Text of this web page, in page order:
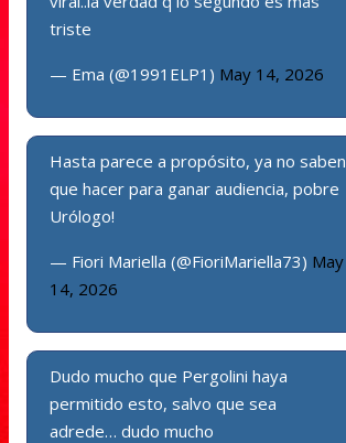
triste
— Ema (@1991ELP1) May 14, 2026
Hasta parece a propósito, ya no saben
que hacer para ganar audiencia, pobre
Urólogo!
— Fiori Mariella (@FioriMariella73) May
14, 2026
Dudo mucho que Pergolini haya
permitido esto, salvo que sea
adrede… dudo mucho